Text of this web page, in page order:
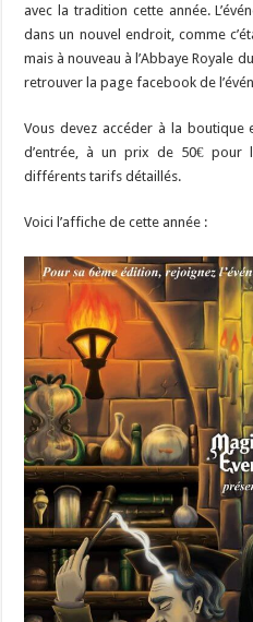
avec la tradition cette année.
dans un nouvel endroit, comme
mais à nouveau à l’Abbaye Royale
retrouver la page facebook de
Vous devez accéder à la boutique
d’entrée, à un prix de 50€ pour
différents tarifs détaillés.
Voici l’affiche de cette année :